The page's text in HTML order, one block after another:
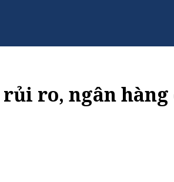
ro, ngân